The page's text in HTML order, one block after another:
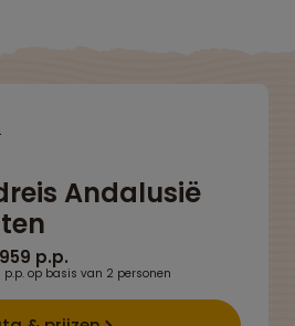
Andalusië
p.p.
op basis van 2 personen